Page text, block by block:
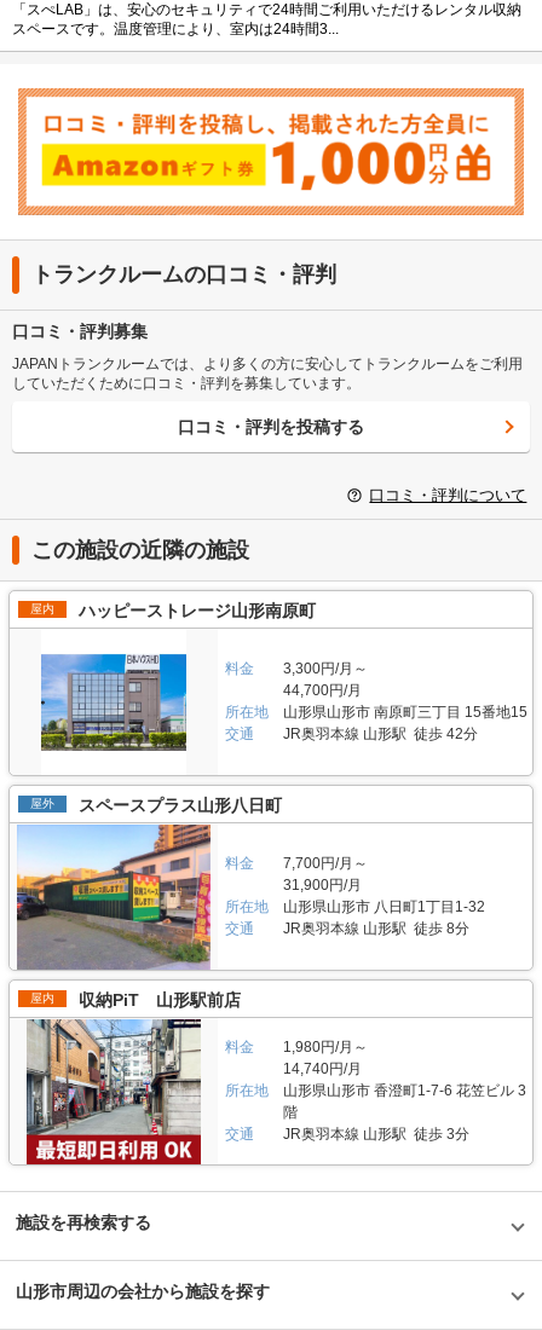
「スぺLAB」は、安心のセキュリティで24時間ご利用いただけるレンタル収納
スペースです。温度管理により、室内は24時間3...
トランクルームの口コミ・評判
口コミ・評判募集
JAPANトランクルームでは、より多くの方に安心してトランクルームをご利用
していただくために口コミ・評判を募集しています。
口コミ・評判を投稿する
口コミ・評判について
この施設の近隣の施設
屋内 ハッピーストレージ山形南原町
料金
3,300円/月～
44,700円/月
所在地
山形県山形市 南原町三丁目 15番地15
交通
JR奥羽本線 山形駅 徒歩 42分
屋外 スペースプラス山形八日町
料金
7,700円/月～
31,900円/月
所在地
山形県山形市 八日町1丁目1-32
交通
JR奥羽本線 山形駅 徒歩 8分
屋内 収納PiT 山形駅前店
料金
1,980円/月～
14,740円/月
所在地
山形県山形市 香澄町1-7-6 花笠ビル 3
階
交通
JR奥羽本線 山形駅 徒歩 3分
施設を再検索する
山形市周辺の会社から施設を探す